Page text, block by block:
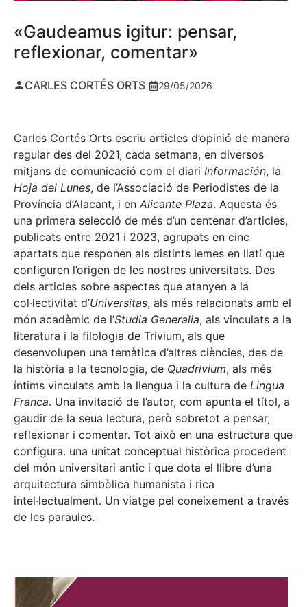
«Gaudeamus igitur: pensar,
reflexionar, comentar»
CARLES CORTÉS ORTS 29/05/2026
Carles Cortés Orts escriu articles d’opinió de manera
regular des del 2021, cada setmana, en diversos
mitjans de comunicació com el diari Información, la
Hoja del Lunes, de l’Associació de Periodistes de la
Província d’Alacant, i en Alicante Plaza. Aquesta és
una primera selecció de més d’un centenar d’articles,
publicats entre 2021 i 2023, agrupats en cinc
apartats que responen als distints lemes en llatí que
configuren l’origen de les nostres universitats. Des
dels articles sobre aspectes que atanyen a la
col·lectivitat d’Universitas, als més relacionats amb el
món acadèmic de l’Studia Generalia, als vinculats a la
literatura i la filologia de Trivium, als que
desenvolupen una temàtica d’altres ciències, des de
la història a la tecnologia, de Quadrivium, als més
íntims vinculats amb la llengua i la cultura de Lingua
Franca. Una invitació de l’autor, com apunta el títol, a
gaudir de la seua lectura, però sobretot a pensar,
reflexionar i comentar. Tot això en una estructura que
configura. una unitat conceptual històrica procedent
del món universitari antic i que dota el llibre d’una
arquitectura simbòlica humanista i rica
intel·lectualment. Un viatge pel coneixement a través
de les paraules.